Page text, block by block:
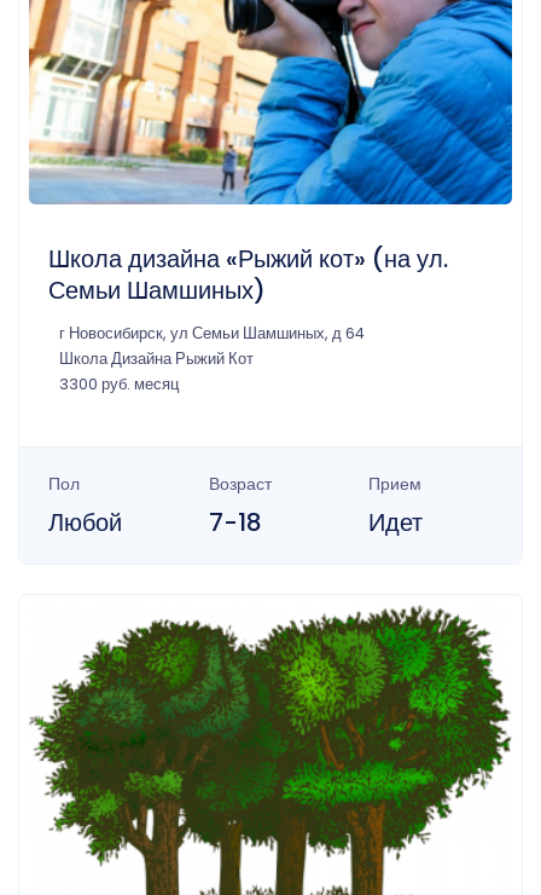
Школа дизайна «Рыжий кот» (на ул.
Семьи Шамшиных)
г Новосибирск, ул Семьи Шамшиных, д 64
Школа Дизайна Рыжий Кот
3300 руб. месяц
Пол
Любой
Возраст
7-18
Прием
Идет